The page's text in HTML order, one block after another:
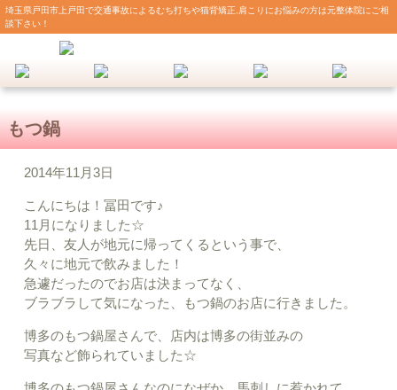
埼玉県戸田市上戸田で交通事故によるむち打ちや猫背矯正,肩こりにお悩みの方は元整体院にご相
談下さい！
もつ鍋
2014年11月3日
こんにちは！冨田です♪
11月になりました☆
先日、友人が地元に帰ってくるという事で、
久々に地元で飲みました！
急遽だったのでお店は決まってなく、
ブラブラして気になった、もつ鍋のお店に行きました。
博多のもつ鍋屋さんで、店内は博多の街並みの
写真など飾られていました☆